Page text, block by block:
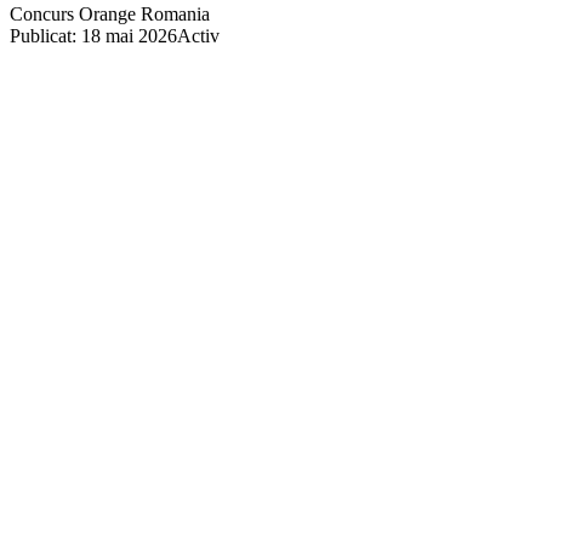
Concurs Orange Romania
Publicat: 18 mai 2026Activ